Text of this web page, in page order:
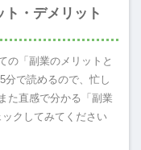
ト・デメリット
の「副業のメリットと
分で読めるので、忙し
た直感で分かる「副業
クしてみてください